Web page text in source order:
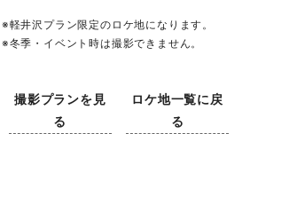
※軽井沢プラン限定のロケ地になります。
※冬季・イベント時は撮影できません。
撮影プランを見
る
ロケ地一覧に戻
る